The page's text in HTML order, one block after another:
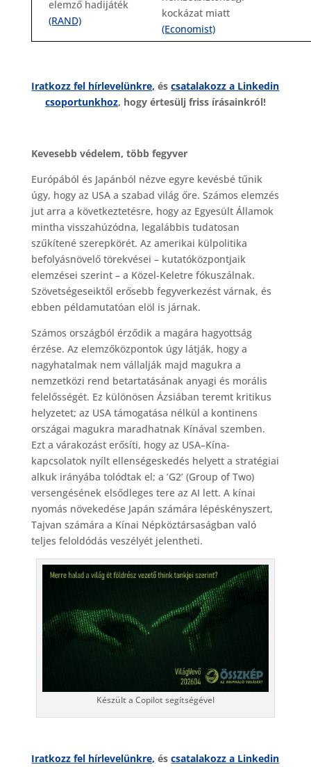
elemző hadijáték
(RAND)
kockázat miatt
(Economist)
Iratkozz fel hírlevelünkre, éscsatalakozz a Linkedin
csoportunkhoz, hogy értesülj friss írásainkról!
Kevesebb védelem, több fegyver
Európából és Japánból nézve egyre kevésbé tűnik
úgy, hogy az USA a szabad világ őre. Számos elemzés
jut arra a következtetésre, hogy az Egyesült Államok
mintha visszahúzódna, legalábbis tudatosan
szűkítené szerepkörét. Az amerikai külpolitika
befolyásnövelő törekvései – kutatóközpontjaik
elemzései szerint – a Közel-Keletre fókuszálnak.
Szövetségeseiktől erősebb fegyverkezést várnak, és
ebben példamutatóan elöl is járnak.
Számos országból érződik a magára hagyottság
érzése. Az elemzőközpontok úgy látják, hogy a
nagyhatalmak nem vállalják majd magukra a
nemzetközi rend betartatásának anyagi és morális
felelősségét. Ez különösen Ázsiában teremt kritikus
helyzetet; az USA támogatása nélkül a kontinens
országai magukra maradhatnak Kínával szemben.
Ezt a várakozást erősíti, hogy az USA–Kína-
kapcsolatok nyílt ellenségeskedés helyett a stratégiai
alkuk irányába tolódtak el; a ’G2’ (Group of Two)
versengésének elsődleges tere az AI lett. A kínai
nyomás növekedése Japán számára lépéskényszert,
Tajvan számára a Kínai Népköztársaságban való
teljes feloldódás veszélyét jelentheti.
Készült a Copilot segítségével
Iratkozz fel hírlevelünkre, éscsatalakozz a Linkedin